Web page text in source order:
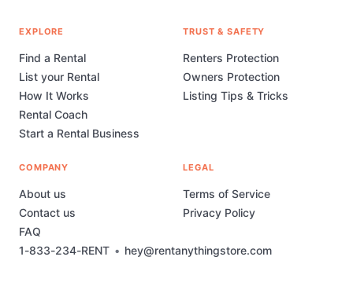
1-833-234-RENT • hey@rentanythingstore.com
EXPLORE
Find a Rental
List your Rental
How It Works
Rental Coach
Start a Rental Business
TRUST & SAFETY
Renters Protection
Owners Protection
Listing Tips & Tricks
COMPANY
About us
Contact us
FAQ
LEGAL
Terms of Service
Privacy Policy